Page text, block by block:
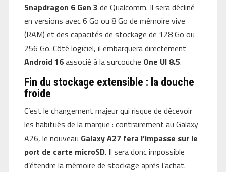
Snapdragon 6 Gen 3 de Qualcomm. Il sera décliné
en versions avec 6 Go ou 8 Go de mémoire vive
(RAM) et des capacités de stockage de 128 Go ou
256 Go. Côté logiciel, il embarquera directement
Android 16associé à la surcouche One UI 8.5.
Fin du stockage extensible : la douche
froide
C’est le changement majeur qui risque de décevoir
les habitués de la marque : contrairement au Galaxy
A26, le nouveau Galaxy A27 fera l’impasse sur le
port de carte microSD. Il sera donc impossible
d’étendre la mémoire de stockage après l’achat.